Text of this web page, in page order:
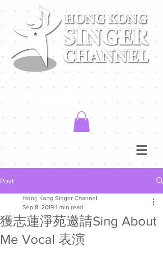
Post
獲志蓮淨苑邀請Sing About
Me Vocal 表演
Hong Kong Singer Channel
Sep 8, 2019 1 min read